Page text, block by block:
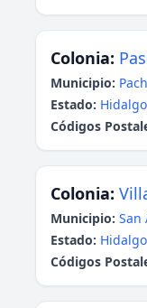
Colonia:
Municipio:
Estado: Hidalgo
Códigos
Colonia:
Municipio: San
Estado: Hidalgo
Códigos